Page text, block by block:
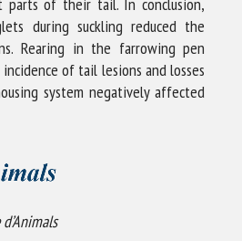
during suckling reduced the
Rearing in the farrowing pen
of tail lesions and losses
system negatively affected